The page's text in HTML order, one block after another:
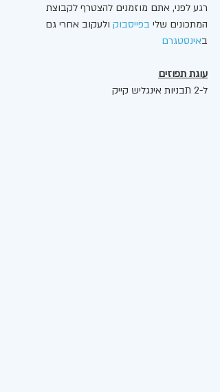
רגע לפני, אתם מוזמנים להצטרף לקבוצת
המתכונים שלי בפייסבוק ולעקוב אחרי גם
באינסטגרם
עוגת תפוזים
ל-2 תבניות אינגליש קייק